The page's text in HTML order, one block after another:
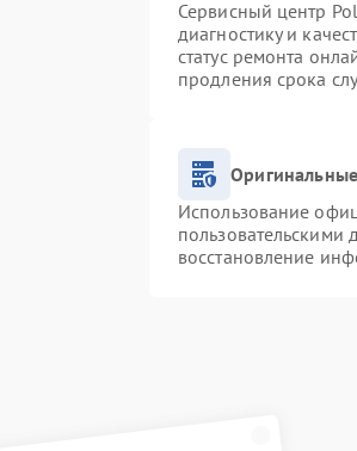
Сервисный центр
диагностику и
статус ремонта
продления срока
Использование
восстановление